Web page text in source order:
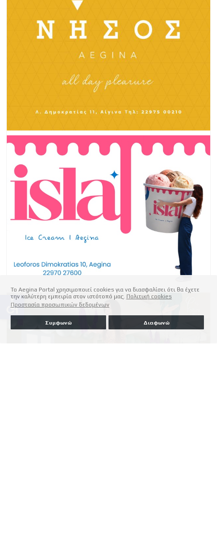
Το Aegina Portal χρησιμοποιεί cookies για να διασφαλίσει ότι θα έχετε
την καλύτερη εμπειρία στον ιστότοπό μας. Πολιτική cookies
Προστασία προσωπικών δεδομένων
Συμφωνώ Διαφωνώ
accessible